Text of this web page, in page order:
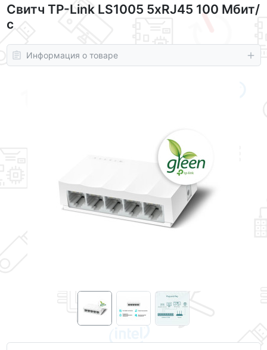
Свитч TP-Link LS1005 5xRJ45 100 Мбит/
с
Информация о товаре